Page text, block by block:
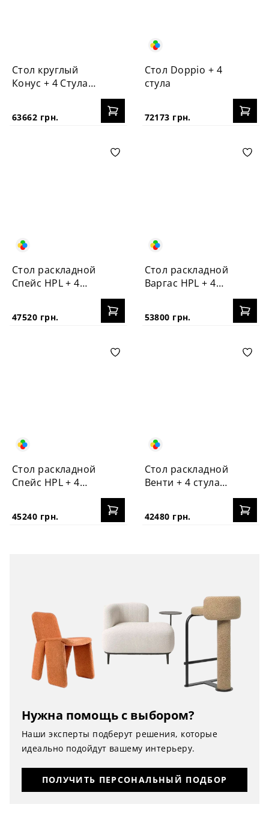
Стол круглый
Конус + 4 Стула
63662 грн.
Стол Doppio + 4
стула
72173 грн.
Стол раскладной
Спейс HPL + 4
47520 грн.
Стол раскладной
Варгас HPL + 4
53800 грн.
Стол раскладной
Спейс HPL + 4
45240 грн.
Стол раскладной
Венти + 4 стула
42480 грн.
Нужна помощь с выбором?
Наши эксперты подберут решения, которые
идеально подойдут вашему интерьеру.
ПОЛУЧИТЬ ПЕРСОНАЛЬНЫЙ ПОДБОР